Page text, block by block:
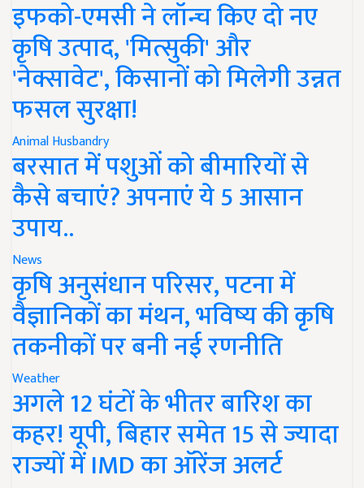
इफको-एमसी ने लॉन्च किए दो नए
कृषि उत्पाद, 'मित्सुकी' और
'नेक्सावेट', किसानों को मिलेगी उन्नत
फसल सुरक्षा!
Animal Husbandry
बरसात में पशुओं को बीमारियों से
कैसे बचाएं? अपनाएं ये 5 आसान
उपाय..
News
कृषि अनुसंधान परिसर, पटना में
वैज्ञानिकों का मंथन, भविष्य की कृषि
तकनीकों पर बनी नई रणनीति
Weather
अगले 12 घंटों के भीतर बारिश का
कहर! यूपी, बिहार समेत 15 से ज्यादा
राज्यों में IMD का ऑरेंज अलर्ट